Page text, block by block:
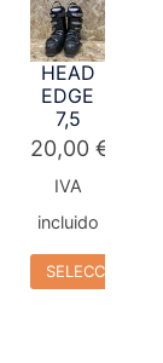
HEAD
EDGE
7,5
20,00 €
IVA
incluido
SELECCIONAR